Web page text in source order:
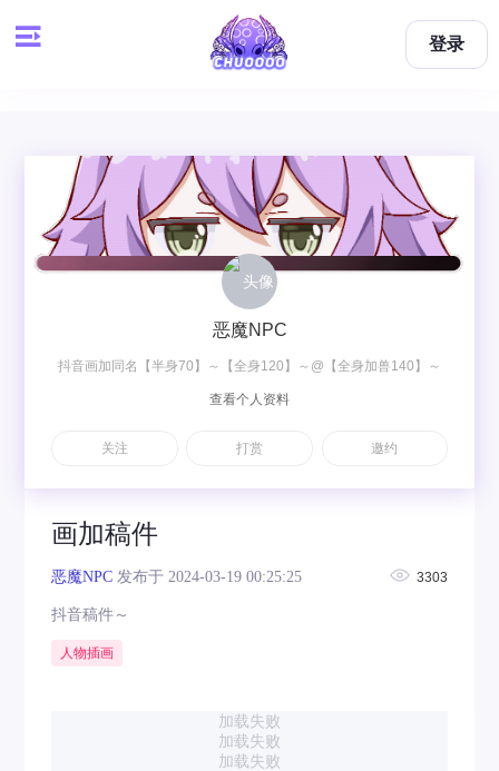
登录
画加稿件
恶魔NPC 发布于 2024-03-19 00:25:25 3303
抖音稿件～
人物插画
加载失败
加载失败
加载失败
恶魔NPC
抖音画加同名【半身70】～【全身120】～@【全身加兽140】～
【双人梦图200】～【双人OC230】
查看个人资料
关注 打赏 邀约